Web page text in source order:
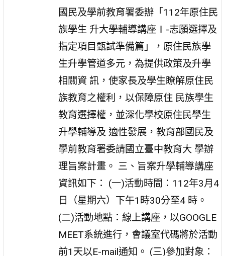
國民及學前教育署委辦「112年原住民
族學生 升大學輔導講座Ⅰ-志願選擇及
指定項目甄試準備篇」，原住民族學
生升學管道多元，為提供政策及升學
相關資 訊，使家長及學生瞭解原住民
族教育之權利，以保障原住 民族學生
教育選擇權，並深化學校原住民學生
升學輔導及 適性發展，教育部國民及
學前教育署委請國立臺中教育大 學辦
理旨案計畫。 三、旨案升學輔導講座
資訊如下： (一)活動時間：112年3月4
日（星期六）下午1時30分至4 時。
(二)活動地點：線上講座，以GOOGLE
MEET系統進行，會議室代碼將於活動
前1天以E-mail通知。 (三)參加對象：